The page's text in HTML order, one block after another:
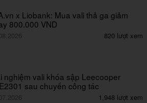
x Liobank: Mua vali thả ga giảm
800.000 VND
820 lượt xem
nghiệm vali khóa sập Leecooper
sau chuyến công tác
1,948 lượt xem